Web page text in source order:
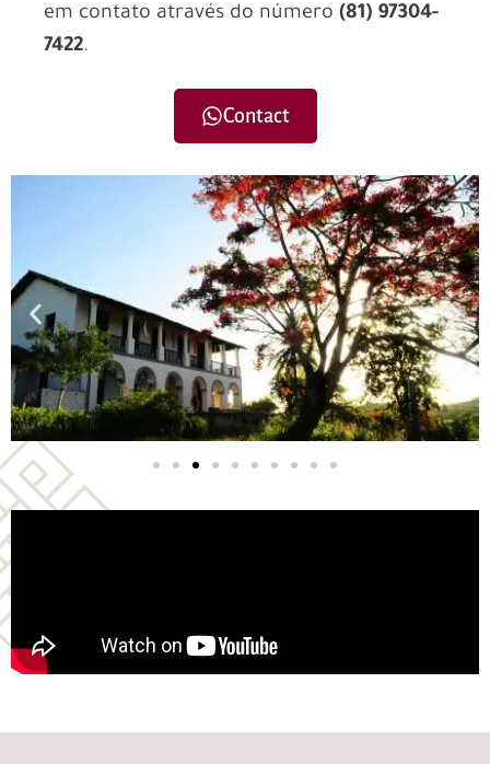
em contato através do número (81) 97304-
7422.
Contact